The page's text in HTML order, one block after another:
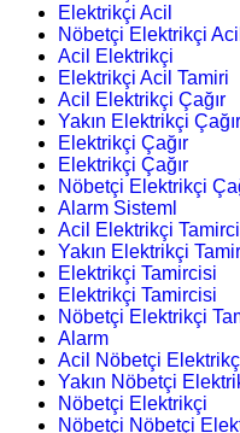
Elektrikçi Acil
Nöbetçi Elektrikçi Acil
Acil Elektrikçi
Elektrikçi Acil Tamiri
Acil Elektrikçi Çağır
Yakın Elektrikçi Çağır
Elektrikçi Çağır
Elektrikçi Çağır
Nöbetçi Elektrikçi
Alarm Sisteml
Acil Elektrikçi
Yakın Elektrikçi
Elektrikçi Tamircisi
Elektrikçi Tamircisi
Nöbetçi Elektrikçi
Alarm
Acil Nöbetçi
Yakın Nöbetçi
Nöbetçi Elektrikçi
Nöbetçi Nöbetçi